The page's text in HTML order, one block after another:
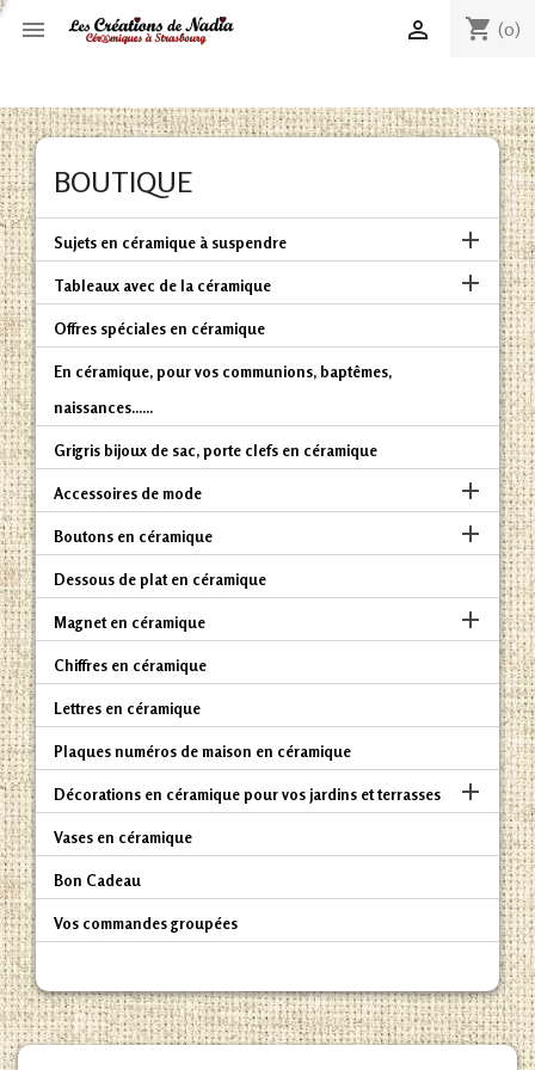
 shopping_cart (0)

BOUTIQUE
Sujets en céramique à suspendre 
Tableaux avec de la céramique 
Offres spéciales en céramique
En céramique, pour vos communions, baptêmes,
naissances......
Grigris bijoux de sac, porte clefs en céramique
Accessoires de mode 
Boutons en céramique 
Dessous de plat en céramique
Magnet en céramique 
Chiffres en céramique
Lettres en céramique
Plaques numéros de maison en céramique
Décorations en céramique pour vos jardins et terrasses 
Vases en céramique
Bon Cadeau
Vos commandes groupées